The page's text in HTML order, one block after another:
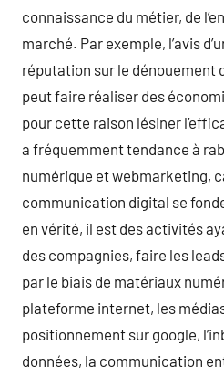
connaissance du métier, de
marché. Par exemple, l’avis
réputation sur le dénouement
peut faire réaliser des
pour cette raison lésiner
a fréquemment tendance à
numérique et webmarketing,
communication digital se
en vérité, il est des activités
des compagnies, faire les
par le biais de matériaux
plateforme internet, les
positionnement sur google,
données, la communication